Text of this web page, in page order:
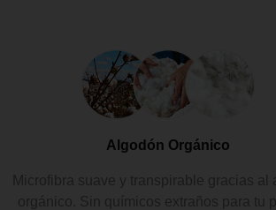
Algodón Orgánico